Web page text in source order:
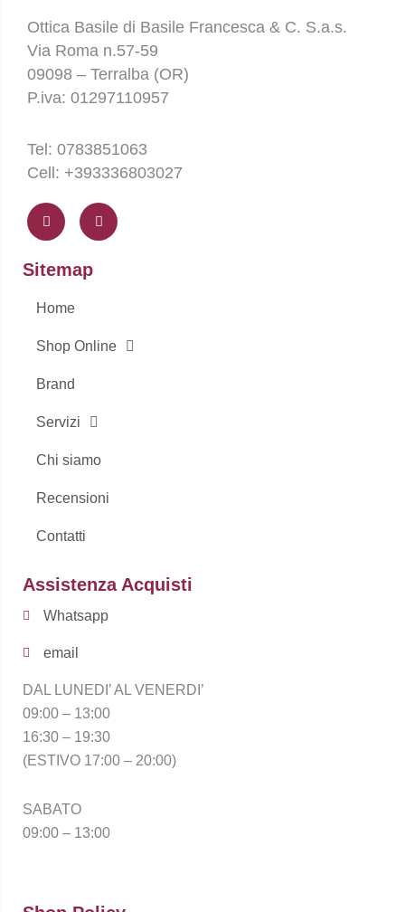
Ottica Basile di Basile Francesca & C. S.a.s.
Via Roma n.57-59
09098 – Terralba (OR)
P.iva: 01297110957
Tel: 0783851063
Cell: +393336803027
a
c
e
b
o
-
f
n
s
t
a
Sitemap
Home
Shop Online
Brand
Servizi
Chi siamo
Recensioni
Contatti
Assistenza Acquisti
Whatsapp
email
DAL LUNEDI’ AL VENERDI’
09:00 – 13:00
16:30 – 19:30
(ESTIVO 17:00 – 20:00)
SABATO
09:00 – 13:00